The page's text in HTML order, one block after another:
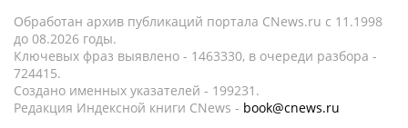
Обработан архив публикаций портала CNews.ru c 11.1998
до 08.2026 годы.
Ключевых фраз выявлено - 1463330, в очереди разбора -
724415.
Создано именных указателей - 199231.
Редакция Индексной книги CNews - book@cnews.ru